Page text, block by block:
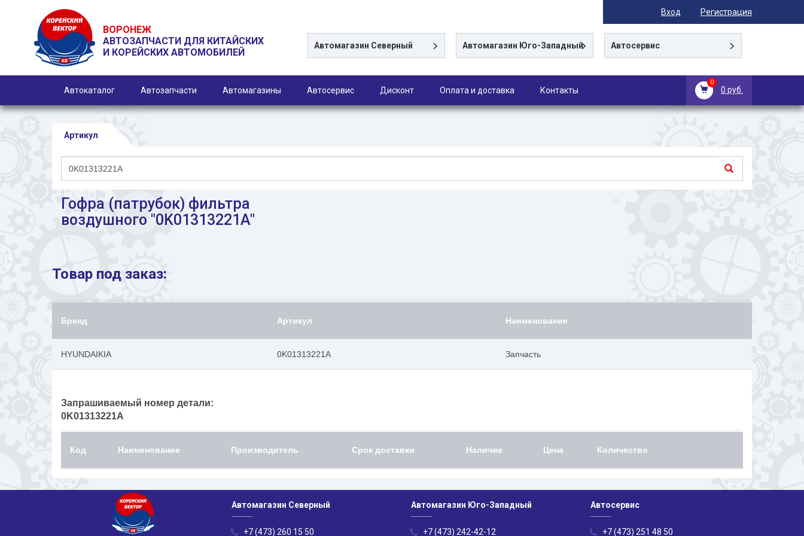
Вход Регистрация
ВОРОНЕЖ
АВТОЗАПЧАСТИ ДЛЯ КИТАЙСКИХ
И КОРЕЙСКИХ АВТОМОБИЛЕЙ
Автомагазин Северный Автомагазин Юго-Западный Автосервис
0
0 руб.
Автокаталог Автозапчасти Автомагазины Автосервис Дисконт Оплата и доставка Контакты
Артикул
Гофра (патрубок) фильтра
воздушного "0K01313221A"
Товар под заказ:
Бренд Артикул Наименование
HYUNDAIKIA 0K01313221A Запчасть
Запрашиваемый номер детали:
0K01313221A
Код Наименование Производитель Срок доставки Наличие Цена Количество
Автомагазин Северный
+7 (473) 260 15 50
Автомагазин Юго-Западный
+7 (473) 242-42-12
Автосервис
+7 (473) 251 48 50